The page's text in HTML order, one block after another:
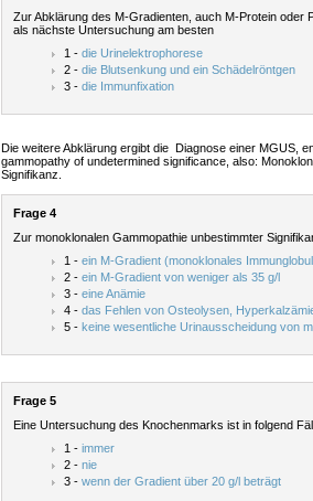
Zur Abklärung des M-Gradienten, auch M-Protein oder
als nächste Untersuchung am besten
1 - die Urinelektrophorese
2 - die Blutsenkung und ein Schädelröntgen
3 - die Immunfixation
Die weitere Abklärung ergibt die Diagnose einer MGUS,
gammopathy of undetermined significance, also:
Signifikanz.
Frage 4
Zur monoklonalen Gammopathie unbestimmter
1 - ein M-Gradient (monoklonales
2 - ein M-Gradient von weniger als 35 g/l
3 - eine Anämie
4 - das Fehlen von Osteolysen,
5 - keine wesentliche Urinausscheidung von
Frage 5
Eine Untersuchung des Knochenmarks ist in folgend
1 - immer
2 - nie
3 - wenn der Gradient über 20 g/l beträgt